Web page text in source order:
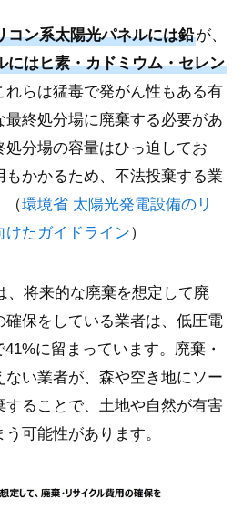
コン系太陽光パネルには鉛が、
にはヒ素・カドミウム・セレン
れらは猛毒で発がん性もある有
終処分場に廃棄する必要があ
処分場の容量はひっ迫してお
もかかるため、不法投棄する業
（環境省 太陽光発電設備のリ
けたガイドライン）
、将来的な廃棄を想定して廃
保をしている業者は、低圧電
に留まっています。廃棄・
ない業者が、森や空き地にソー
ることで、土地や自然が有害
可能性があります。